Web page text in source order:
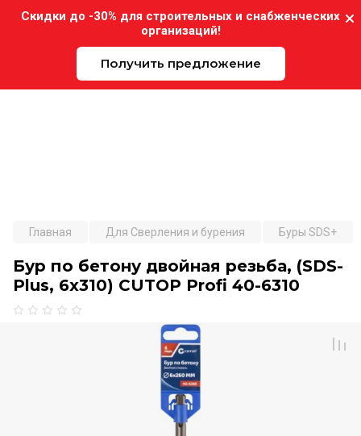
Скидки до -30% для строительных и снабженческих
организаций!
Получить предложение
Главная Для Сверления и бурения Буры SDS+
Бур по бетону двойная резьба, (SDS-
Plus, 6x310) CUTOP Profi 40-6310